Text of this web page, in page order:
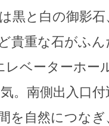
黒と白の御影
貴重な石がふ
ベーターホー
。南側出入口
を自然につな